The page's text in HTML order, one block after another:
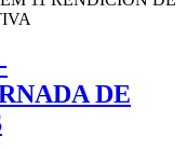
DE